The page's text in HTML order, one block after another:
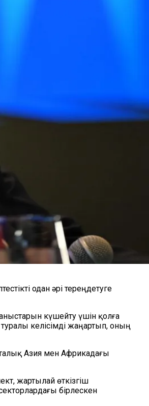
одан әрі тереңдетуге
күшейту үшін қолға
келісімді жаңартып, оның
Азия мен Африкадағы
жартылай өткізгіш
бірлескен